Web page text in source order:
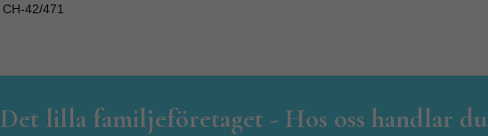
CH-42/471
Det lilla familjeföretaget - Hos oss handlar